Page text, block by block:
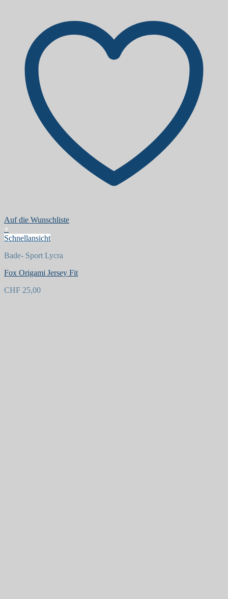
Auf die Wunschliste
+
Schnellansicht
Bade- Sport Lycra
Fox Origami Jersey Fit
CHF 25,00